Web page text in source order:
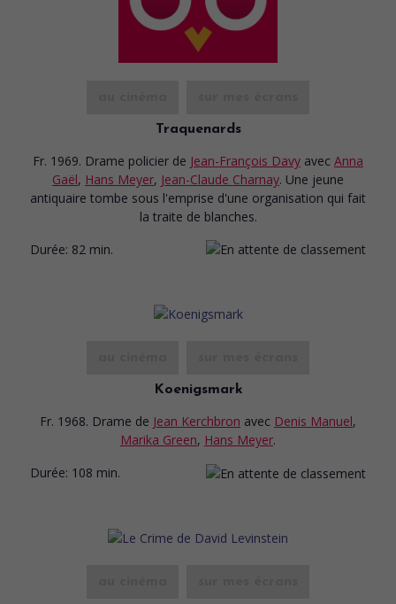
Traquenards
Fr. 1969. Drame policier de Jean-François Davy avec Anna
Gaël, Hans Meyer, Jean-Claude Charnay. Une jeune
antiquaire tombe sous l'emprise d'une organisation qui fait
la traite de blanches.
Durée: 82 min.
Koenigsmark
Fr. 1968. Drame de Jean Kerchbron avec Denis Manuel,
Marika Green, Hans Meyer.
Durée: 108 min.